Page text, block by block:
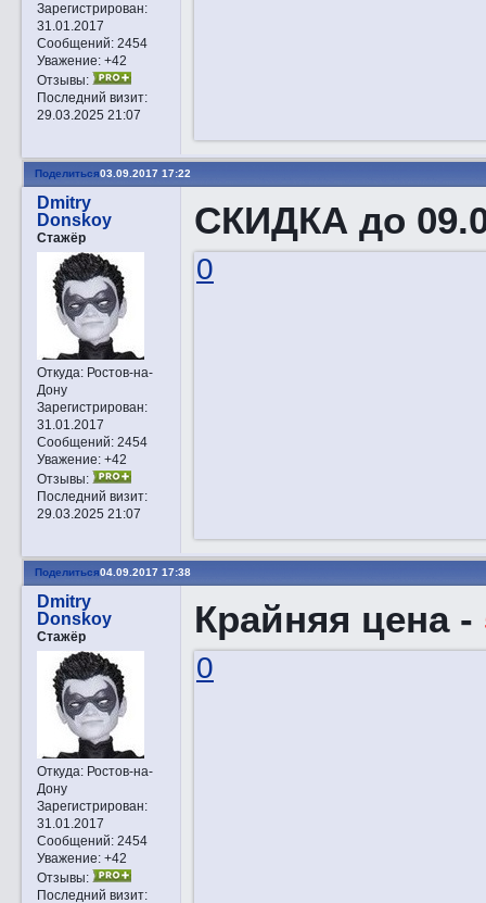
Зарегистрирован:
31.01.2017
Сообщений:2454
Уважение: +42
Отзывы:
Последний визит:
29.03.2025 21:07
Поделиться03.09.2017 17:22
Dmitry
Donskoy
Стажёр
Откуда:Ростов-на-
Дону
Зарегистрирован:
31.01.2017
Сообщений:2454
Уважение: +42
Отзывы:
Последний визит:
29.03.2025 21:07
СКИДКА до
0
Поделиться04.09.2017 17:38
Dmitry
Donskoy
Стажёр
Откуда:Ростов-на-
Дону
Зарегистрирован:
31.01.2017
Сообщений:2454
Уважение: +42
Отзывы:
Последний визит:
Крайняя цена -
0